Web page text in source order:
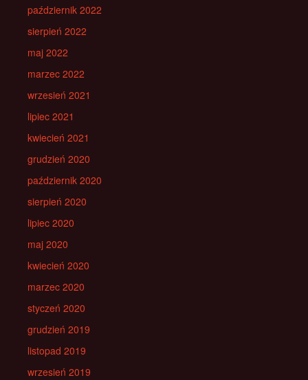
październik 2022
sierpień 2022
maj 2022
marzec 2022
wrzesień 2021
lipiec 2021
kwiecień 2021
grudzień 2020
październik 2020
sierpień 2020
lipiec 2020
maj 2020
kwiecień 2020
marzec 2020
styczeń 2020
grudzień 2019
listopad 2019
wrzesień 2019